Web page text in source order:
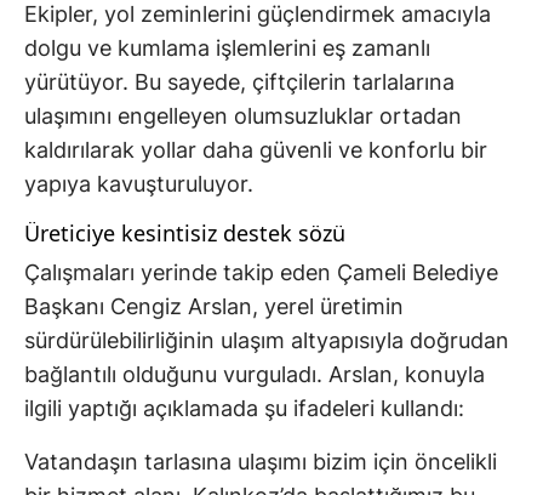
Ekipler, yol zeminlerini güçlendirmek amacıyla
dolgu ve kumlama işlemlerini eş zamanlı
yürütüyor. Bu sayede, çiftçilerin tarlalarına
ulaşımını engelleyen olumsuzluklar ortadan
kaldırılarak yollar daha güvenli ve konforlu bir
yapıya kavuşturuluyor.
Üreticiye kesintisiz destek sözü
Çalışmaları yerinde takip eden Çameli Belediye
Başkanı Cengiz Arslan, yerel üretimin
sürdürülebilirliğinin ulaşım altyapısıyla doğrudan
bağlantılı olduğunu vurguladı. Arslan, konuyla
ilgili yaptığı açıklamada şu ifadeleri kullandı:
Vatandaşın tarlasına ulaşımı bizim için öncelikli